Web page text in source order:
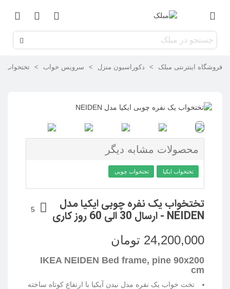
فروشگاه اینترنتی مبلک > دکوراسیون منزل > سرویس خواب > تختخواب
محصولات مشابه دیگر
تختخواب ایکیا تختخواب چوبی
تختخواب یک نفره چوبی ایکیا مدل
NEIDEN - ارسال 30 الی 60 روز کاری 5
24,200,000 تومان
IKEA NEIDEN Bed frame, pine 90x200
cm
تخت خواب یک نفره مدل نیدن آیکیا با ارتفاع کوتاه ساخته